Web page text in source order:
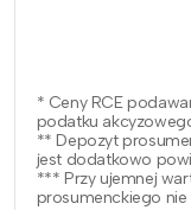
* Ceny RCE
podatku
** Depozyt
jest dodatkowo
*** Przy ujemnej
prosumenckiego nie